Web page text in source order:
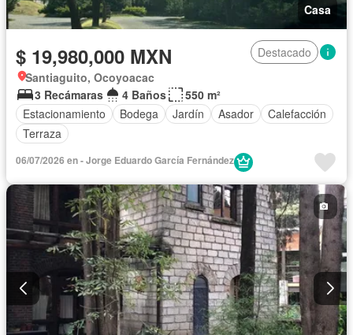
Casa
$ 19,980,000 MXN
Destacado
Santiaguito, Ocoyoacac
3 Recámaras
4 Baños
550 m²
Estacionamiento
Bodega Jardín Asador
Calefacción
Terraza
06/07/2026 en - Jorge Eduardo García Fernández